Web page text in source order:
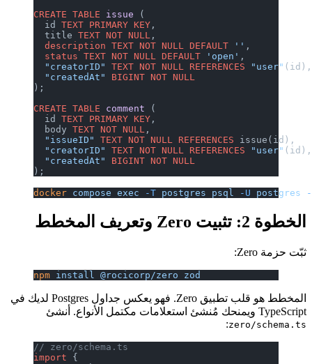
CREATE TABLE issue
(
  id
TEXT PRIMARY KEY
  title
TEXT NOT NULL
  description
TEXT NOT NULL DEFAULT ''
  status
TEXT NOT NULL DEFAULT 'open'
  "creatorID"
TEXT NOT NULL REFERENCES "user"
  "createdAt"
BIGINT NOT NULL
);
CREATE TABLE comment
(
  id
TEXT PRIMARY KEY
  body
TEXT NOT NULL
  "issueID"
TEXT NOT NULL REFERENCES issue(id),
  "creatorID"
TEXT NOT NULL REFERENCES "user"
  "createdAt"
BIGINT NOT NULL
);
docker compose exec -T postgres psql -U postgres
الخطوة 2: تثبيت Zero وتعريف المخطط
ثبّت حزمة Zero:
npm install @rocicorp/zero zod
المخطط هو قلب تطبيق Zero. فهو يعكس جداول Postgres لديك في
TypeScript ويمنحك مُنشئ استعلامات مكتمل الأنواع. أنشئ
zero/schema.ts
:
// zero/schema.ts
import {